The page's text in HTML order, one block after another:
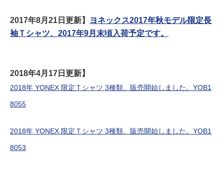
2017年8月21日更新】
ヨネックス2017年秋モデル限定長
袖Ｔシャツ、2017年9月末頃入荷予定です。
2018年4月17日更新】
2018年 YONEX 限定Ｔシャツ 3種類、販売開始しました。YOB1
8055
2018年 YONEX 限定Ｔシャツ 3種類、販売開始しました。YOB1
8053